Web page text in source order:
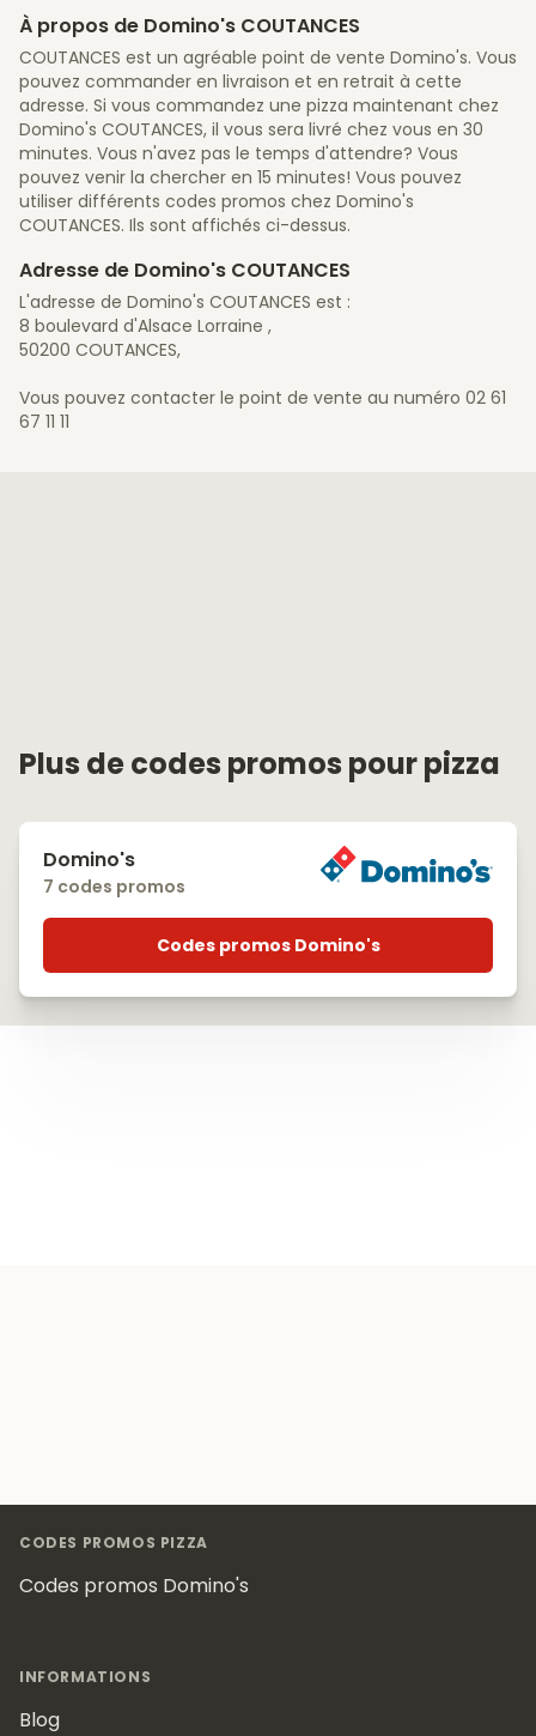
À propos de Domino's COUTANCES
COUTANCES est un agréable point de vente Domino's. Vous
pouvez commander en livraison et en retrait à cette
adresse. Si vous commandez une pizza maintenant chez
Domino's COUTANCES, il vous sera livré chez vous en 30
minutes. Vous n'avez pas le temps d'attendre? Vous
pouvez venir la chercher en 15 minutes! Vous pouvez
utiliser différents codes promos chez Domino's
COUTANCES. Ils sont affichés ci-dessus.
Adresse de Domino's COUTANCES
L'adresse de Domino's COUTANCES est :
8 boulevard d'Alsace Lorraine ,
50200 COUTANCES,
Vous pouvez contacter le point de vente au numéro 02 61
67 11 11
Plus de codes promos pour pizza
Domino's
7 codes promos
Codes promos Domino's
CODES PROMOS PIZZA
Codes promos Domino's
INFORMATIONS
Blog